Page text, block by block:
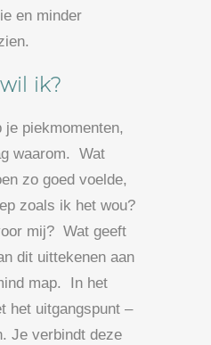
en minder
ik?
piekmomenten,
waarom. Wat
zo goed voelde,
zoals ik het wou?
mij? Wat geeft
dit uittekenen aan
map. In het
het uitgangspunt –
Je verbindt deze